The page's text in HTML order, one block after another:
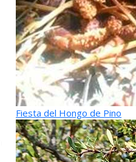
Fiesta del Hongo de Pino